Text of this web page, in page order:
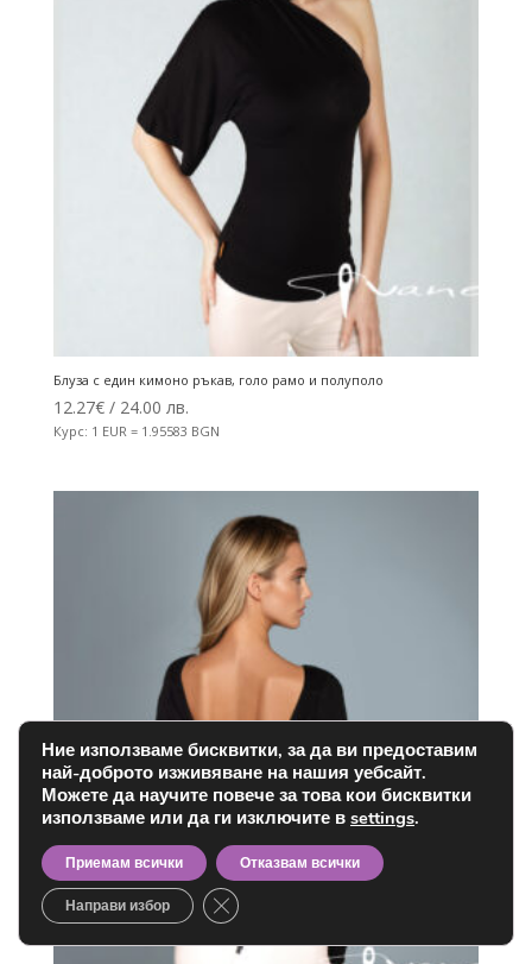
Блуза с един кимоно ръкав, голо рамо и полуполо
12.27€/ 24.00 лв.
Курс: 1 EUR = 1.95583 BGN
Ние използваме бисквитки, за да ви предоставим
най-доброто изживяване на нашия уебсайт.
Можете да научите повече за това кои бисквитки
използваме или да ги изключите в settings.
Приемам всички Отказвам всички
Направи избор Close GDPR Cookie Banner